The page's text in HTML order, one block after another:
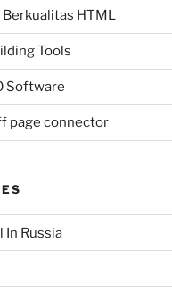
Berkualitas HTML
Tools
Software
page connector
In Russia